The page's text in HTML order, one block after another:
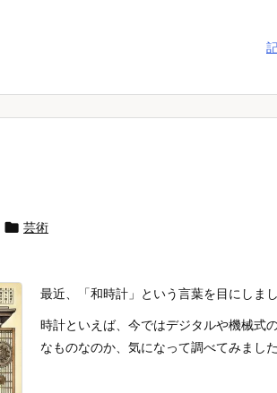
 芸術
最近、「和時計」という言葉を目にしまし
時計といえば、今ではデジタルや機械式
なものなのか、気になって調べてみました